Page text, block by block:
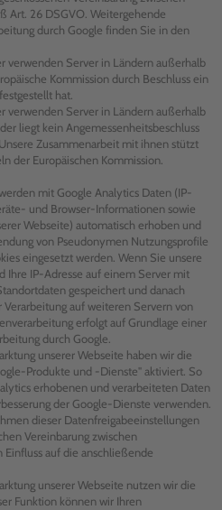
Art. 26 DSGVO. Weitergehende
durch Google finden Sie in den
verwenden Server in Ländern außerhalb
Kommission durch Beschluss ein
hat.
verwenden Server in Ländern außerhalb
liegt kein Angemessenheitsbeschluss
Zusammenarbeit mit ihnen stützt
der Europäischen Kommission.
mit Google Analytics Daten (IP-
und Browser-Informationen sowie
Webseite) automatisch erhoben und
von Pseudonymen Nutzungsprofile
eingesetzt werden. Wenn Sie unsere
Ihre IP-Adresse auf einem Server mit
gespeichert und danach
auf weiteren Servern von
erfolgt auf Grundlage einer
durch Google.
unserer Webseite haben wir die
Produkte und -Dienste" aktiviert. So
erhobenen und verarbeiteten Daten
der Google-Dienste verwenden.
dieser Datenfreigabeeinstellungen
Vereinbarung zwischen
auf die anschließende
unserer Webseite nutzen wir die
Funktion können wir Ihren